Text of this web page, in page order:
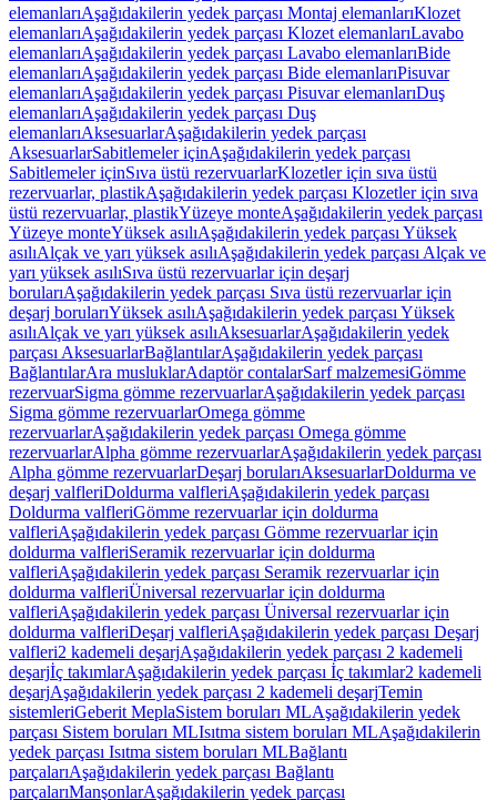
elemanlarıAşağıdakilerin yedek parçası Montaj elemanlarıKlozet
elemanlarıAşağıdakilerin yedek parçası Klozet elemanlarıLavabo
elemanlarıAşağıdakilerin yedek parçası Lavabo elemanlarıBide
elemanlarıAşağıdakilerin yedek parçası Bide elemanlarıPisuvar
elemanlarıAşağıdakilerin yedek parçası Pisuvar elemanlarıDuş
elemanlarıAşağıdakilerin yedek parçası Duş
elemanlarıAksesuarlarAşağıdakilerin yedek parçası
AksesuarlarSabitlemeler içinAşağıdakilerin yedek parçası
Sabitlemeler içinSıva üstü rezervuarlarKlozetler için sıva üstü
rezervuarlar, plastikAşağıdakilerin yedek parçası Klozetler için sıva
üstü rezervuarlar, plastikYüzeye monteAşağıdakilerin yedek parçası
Yüzeye monteYüksek asılıAşağıdakilerin yedek parçası Yüksek
asılıAlçak ve yarı yüksek asılıAşağıdakilerin yedek parçası Alçak ve
yarı yüksek asılıSıva üstü rezervuarlar için deşarj
borularıAşağıdakilerin yedek parçası Sıva üstü rezervuarlar için
deşarj borularıYüksek asılıAşağıdakilerin yedek parçası Yüksek
asılıAlçak ve yarı yüksek asılıAksesuarlarAşağıdakilerin yedek
parçası AksesuarlarBağlantılarAşağıdakilerin yedek parçası
BağlantılarAra musluklarAdaptör contalarSarf malzemesiGömme
rezervuarSigma gömme rezervuarlarAşağıdakilerin yedek parçası
Sigma gömme rezervuarlarOmega gömme
rezervuarlarAşağıdakilerin yedek parçası Omega gömme
rezervuarlarAlpha gömme rezervuarlarAşağıdakilerin yedek parçası
Alpha gömme rezervuarlarDeşarj borularıAksesuarlarDoldurma ve
deşarj valfleriDoldurma valfleriAşağıdakilerin yedek parçası
Doldurma valfleriGömme rezervuarlar için doldurma
valfleriAşağıdakilerin yedek parçası Gömme rezervuarlar için
doldurma valfleriSeramik rezervuarlar için doldurma
valfleriAşağıdakilerin yedek parçası Seramik rezervuarlar için
doldurma valfleriÜniversal rezervuarlar için doldurma
valfleriAşağıdakilerin yedek parçası Üniversal rezervuarlar için
doldurma valfleriDeşarj valfleriAşağıdakilerin yedek parçası Deşarj
valfleri2 kademeli deşarjAşağıdakilerin yedek parçası 2 kademeli
deşarjİç takımlarAşağıdakilerin yedek parçası İç takımlar2 kademeli
deşarjAşağıdakilerin yedek parçası 2 kademeli deşarjTemin
sistemleriGeberit MeplaSistem boruları MLAşağıdakilerin yedek
parçası Sistem boruları MLIsıtma sistem boruları MLAşağıdakilerin
yedek parçası Isıtma sistem boruları MLBağlantı
parçalarıAşağıdakilerin yedek parçası Bağlantı
parçalarıManşonlarAşağıdakilerin yedek parçası